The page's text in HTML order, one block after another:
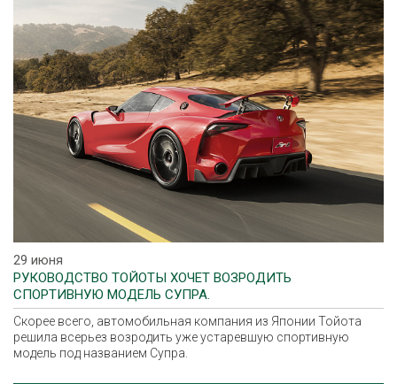
29 июня
РУКОВОДСТВО ТОЙОТЫ ХОЧЕТ ВОЗРОДИТЬ
СПОРТИВНУЮ МОДЕЛЬ СУПРА.
Скорее всего, автомобильная компания из Японии Тойота
решила всерьез возродить уже устаревшую спортивную
модель под названием Супра.